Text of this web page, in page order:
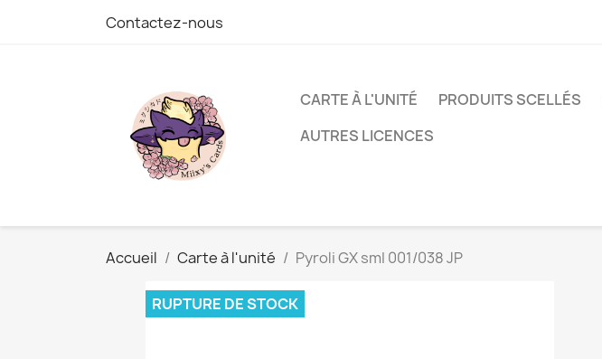
Contactez-nous
CARTE À L'UNITÉ PRODUITS SCELLÉS
AUTRES LICENCES
Accueil Carte à l'unité Pyroli GX smI 001/038 JP
RUPTURE DE STOCK